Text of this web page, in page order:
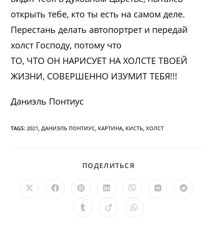
открыть тебе, кто ты есть на самом деле.
Перестань делать автопортрет и передай
холст Господу, потому что
ТО, ЧТО ОН НАРИСУЕТ НА ХОЛСТЕ ТВОЕЙ
ЖИЗНИ, СОВЕРШЕННО ИЗУМИТ ТЕБЯ!!!
Даниэль Понтиус
TAGS:2021, ДАНИЭЛЬ ПОНТИУС, КАРТИНА, КИСТЬ, ХОЛСТ
ПОДЕЛИТЬСЯ
Открывается
Открывается
новом
Открывается
в
новом
Открывается
в
новом
Открывается
в
новом
Открывается
Открывается
ОткрываетсяОткрывается